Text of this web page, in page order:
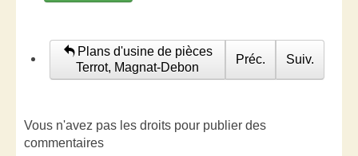
Plans d'usine de pièces
Terrot, Magnat-Debon
Préc. Suiv.
Vous n'avez pas les droits pour publier des
commentaires